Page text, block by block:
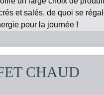
et salés, de quoi se
pour la journée !
CHAUD